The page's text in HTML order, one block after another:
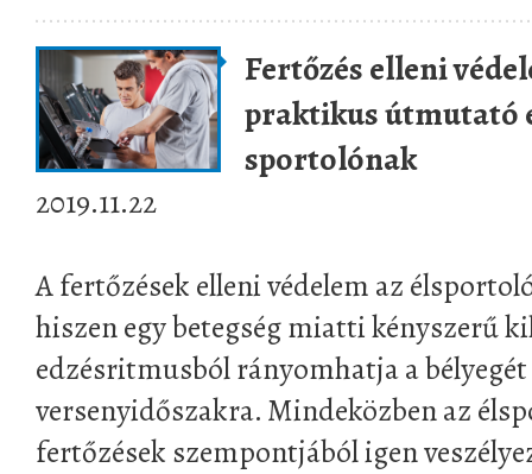
Fertőzés elleni
praktikus útmutató
sportolónak
2019.11.22
A fertőzések elleni védelem az
hiszen egy betegség miatti kényszerű
edzésritmusból rányomhatja a bélyegét
versenyidőszakra. Mindeközben az
fertőzések szempontjából igen